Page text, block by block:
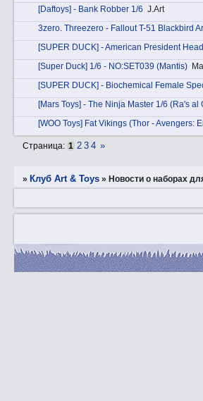
[Daftoys] - Bank Robber 1/6 J.Art
3zerо. Threezero - Fallout T-51 Blackbird
[SUPER DUCK] - American President
[Super Duck] 1/6 - NO:SET039 (Mantis)
[SUPER DUCK] - Biochemical Female
[Mars Toys] - The Ninja Master 1/6 (Ra's al
[WOO Toys] Fat Vikings (Thor - Avengers:
Страница: 1 2 3 4 »
» Клуб Art & Toys »Новости о наборах